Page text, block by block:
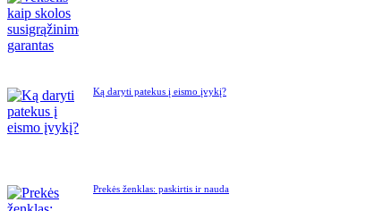
Ką daryti patekus į eismo įvykį?
Prekės ženklas: paskirtis ir nauda